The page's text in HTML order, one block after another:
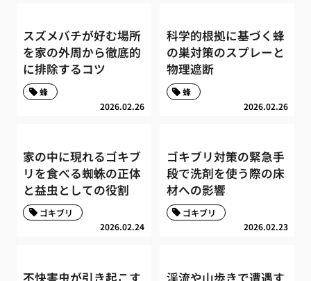
スズメバチが好む場所
を家の外周から徹底的
に排除するコツ
2026.02.26
蜂
科学的根拠に基づく蜂
の巣対策のスプレーと
物理遮断
2026.02.26
蜂
家の中に現れるゴキブ
リを食べる蜘蛛の正体
と益虫としての役割
2026.02.24
ゴキブリ
ゴキブリ対策の緊急手
段で洗剤を使う際の床
材への影響
2026.02.23
ゴキブリ
不快害虫が引き起こす
渓流や山歩きで遭遇す